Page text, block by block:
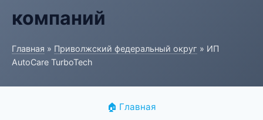
компаний
Главная » Приволжский федеральный округ » ИП
AutoCare TurboTech
🏠 Главная